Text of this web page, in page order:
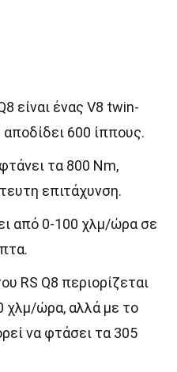
είναι ένας V8 twin-
600 ίππους.
τα 800 Nm,
επιτάχυνση.
από 0-100 χλμ/ώρα σε
RS Q8 περιορίζεται
χλμ/ώρα, αλλά με το
να φτάσει τα 305